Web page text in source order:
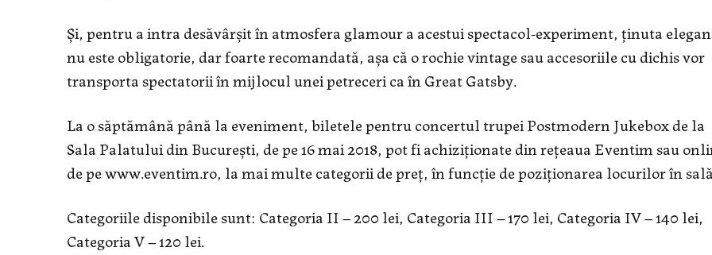
Și, pentru a intra desăvârșit în atmosfera glamour a acestui spectacol-experiment, ținuta
nu este obligatorie, dar foarte recomandată, așa că o rochie vintage sau accesoriile cu dichis vor
transporta spectatorii în mijlocul unei petreceri ca în Great Gatsby.
La o săptămână până la eveniment, biletele pentru concertul trupei Postmodern Jukebox de la
Sala Palatului din Bucureşti, de pe 16 mai 2018, pot fi achiziţionate din reţeaua Eventim sau
de pe www.eventim.ro, la mai multe categorii de preţ, în funcţie de poziţionarea locurilor în
Categoriile disponibile sunt: Categoria II – 200 lei, Categoria III – 170 lei, Categoria IV – 140 lei,
Categoria V – 120 lei.